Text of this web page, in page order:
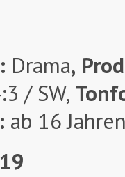
Drama,
/ SW,
ab 16